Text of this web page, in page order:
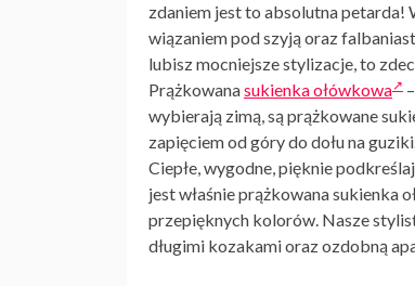
zdaniem jest to absolutna petarda!
wiązaniem pod szyją oraz
lubisz mocniejsze stylizacje, to
Prążkowanasukienka ołówkowa
wybierają zimą, są prążkowane
zapięciem od góry do dołu na
Ciepłe, wygodne, pięknie
jest właśnie prążkowana sukienka
przepięknych kolorów. Nasze
długimi kozakami oraz ozdobną